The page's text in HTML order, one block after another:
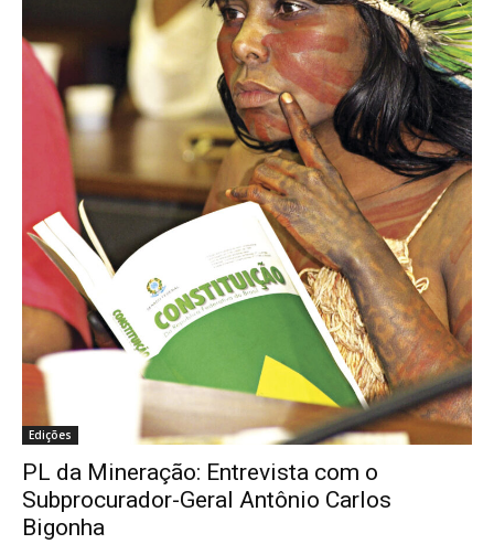
Edições
PL da Mineração: Entrevista com o
Subprocurador-Geral Antônio Carlos
Bigonha